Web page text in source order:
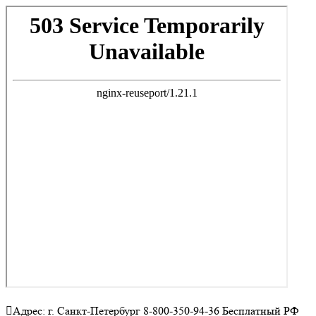
Адрес: г. Санкт-Петербург 8-800-350-94-36 Бесплатный РФ